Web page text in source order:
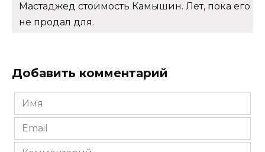
Мастаджед стоимость Камышин. Лет, пока его
не продал для.
Добавить комментарий
Имя
*
Email
*
Комментарий